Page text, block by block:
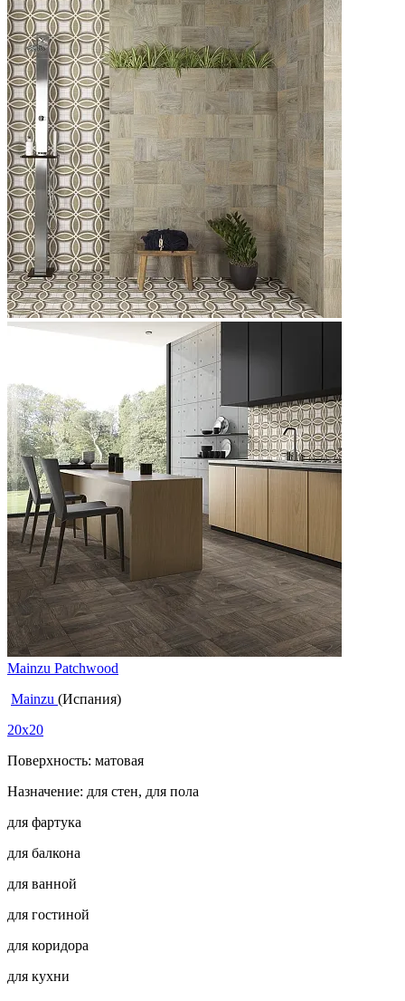
Mainzu Patchwood
Mainzu (Испания)
20x20
Поверхность: матовая
Назначение: для стен, для пола
для фартука
для балкона
для ванной
для гостиной
для коридора
для кухни